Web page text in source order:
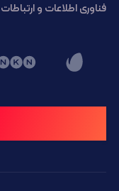
فناوری اطلاعات و ارتباطات